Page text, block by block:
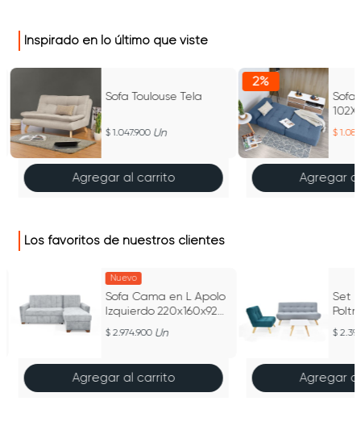
Inspirado en lo último que viste
Sofa Toulouse Tela
1.047.900 Un
Agregar al carrito
2%
Sofa
Agregar
Los favoritos de nuestros clientes
Nuevo
Sofa Cama en L Apolo
Izquierdo 220x160x92
cm Reclinable Plata
2.974.900 Un
Agregar al carrito
Set
Agregar